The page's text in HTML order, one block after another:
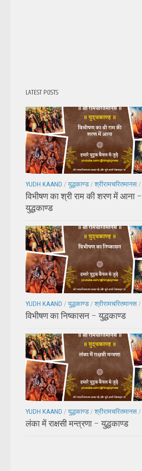
LATEST POSTS
YUDH KAAND / युद्धकाण्ड / श्रीरामचरितमानस /
विभीषण का श्री राम की शरण में आना –
युद्धकाण्ड
YUDH KAAND / युद्धकाण्ड / श्रीरामचरितमानस /
विभीषण का निष्कासन – युद्धकाण्ड
YUDH KAAND / युद्धकाण्ड / श्रीरामचरितमानस /
लंका में राक्षसी मन्त्रणा – युद्धकाण्ड